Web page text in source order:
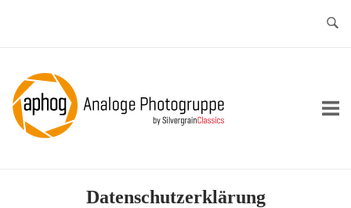
Home
Datenschutzerklärung